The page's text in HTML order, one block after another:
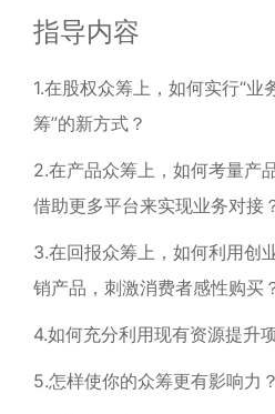
指导内容
1.在股权众筹上，如何实行“业
筹”的新方式？
2.在产品众筹上，如何考量产
借助更多平台来实现业务对接
3.在回报众筹上，如何利用创
销产品，刺激消费者感性购买
4.如何充分利用现有资源提升
5.怎样使你的众筹更有影响力？